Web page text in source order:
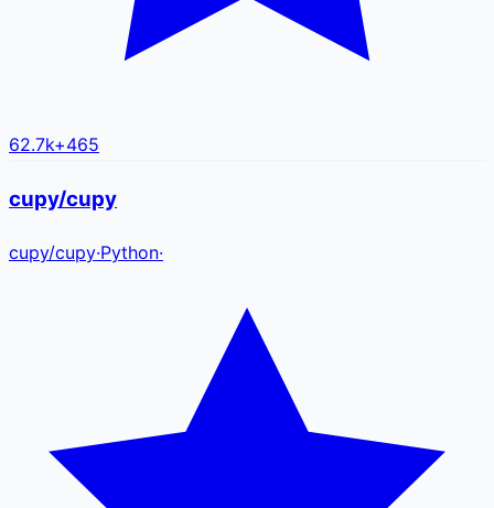
62.7k+465
cupy/cupy
cupy/cupy·Python·